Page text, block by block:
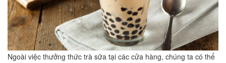
Ngoài việc thưởng thức trà sữa tại các cửa hàng, chúng ta có thể